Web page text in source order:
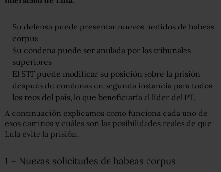
Su defensa puede presentar nuevos pedidos de habeas
corpus
Su condena puede ser anulada por los tribunales
superiores
El STF puede modificar su posición sobre la prisión
después de condenas en segunda instancia para todos
los reos del país, lo que beneficiaría al líder del PT.
A continuación explicamos como funciona cada uno de
esos caminos y cuáles son las posibilidades reales de que
Lula evite la prisión.
1 – Nuevas solicitudes de habeas corpus